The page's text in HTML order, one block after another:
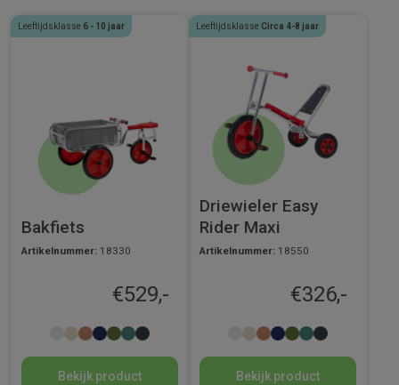
comfortabel zitje. En worden compleet gemonteerd geleverd.
Urenlang speelplezier gegarandeerd!
Leeftijdsklasse 6 - 10 jaar
Bakfiets
Artikelnummer: 18330
€529,-
Bekijk product
Leeftijdsklasse Circa 4-8 jaar
Driewieler Easy
Rider Maxi
Artikelnummer: 18550
€326,-
Bekijk product